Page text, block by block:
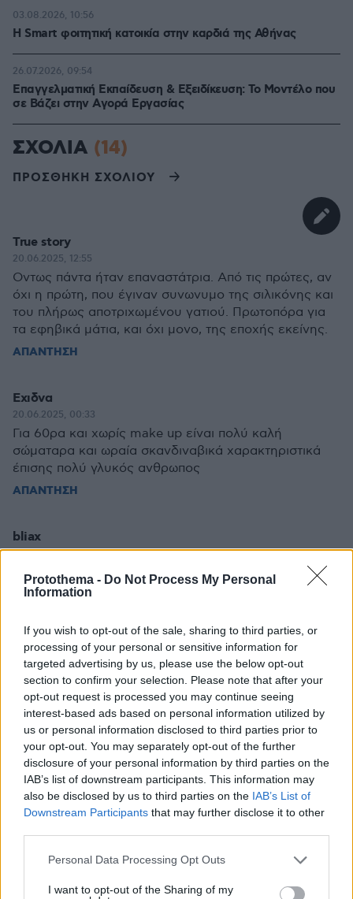
Protothema - Do Not Process My Personal
Information
If you wish to opt-out of the sale, sharing to third parties, or
processing of your personal or sensitive information for
targeted advertising by us, please use the below opt-out
section to confirm your selection. Please note that after your
opt-out request is processed you may continue seeing
interest-based ads based on personal information utilized by
us or personal information disclosed to third parties prior to
your opt-out. You may separately opt-out of the further
disclosure of your personal information by third parties on the
IAB’s list of downstream participants. This information may
also be disclosed by us to third parties on the IAB’s List of
Downstream Participants that may further disclose it to other
Please note that this website/app uses one or more Google
not limited to your visit or usage behaviour. You may click to
Personal Data Processing Opt Outs
I want to opt-out of the Sharing of my
Η Smart φοιτητική κατοικία στην καρδιά της Αθήνας
03.08.2026, 10:56
Επαγγελματική Εκπαίδευση & Εξειδίκευση: Το Mοντέλο που
σε Bάζει στην Aγορά Eργασίας
26.07.2026, 09:54
ΣΧΟΛΙΑ (14)
ΠΡΟΣΘΗΚΗ ΣΧΟΛΙΟΥ
True story
20.06.2025, 12:55
Οντως πάντα ήταν επαναστάτρια. Από τις πρώτες, αν
όχι η πρώτη, που έγιναν συνωνυμο της σιλικόνης και
του πλήρως αποτριχωμένου γατιού. Πρωτοπόρα για
τα εφηβικά μάτια, και όχι μονο, της εποχής εκείνης.
ΑΠΑΝΤΗΣΗ
Εχιδνα
20.06.2025, 00:33
Για 60ρα και χωρίς make up είναι πολύ καλή
σώματαρα και ωραία σκανδιναβικά χαρακτηριστικά
έπισης πολύ γλυκός ανθρωπος
ΑΠΑΝΤΗΣΗ
bliax
19.06.2025, 08:29
Ποτέ δεν ηταν ομόρφη, ενα πλαστικο
παραφουσκωμενο πολυχρωμο μπαλονι ητανε.
Σε πιστευω αδερφη μου
19.06.2025, 10:16
Αν δεν ηταν ομορφη δεν θα χε κανει 100
εξωφυλλα και φωτογραφησεις. Ηταν ποστερ σε
καθε εφηβικο δωματιο τη δεκαετια του 1990.
ΑΠΑΝΤΗΣΗ
Αυτό ακριβώς!
19.06.2025, 09:17
Έβλεπες άλλους ηθοποιούς που έπαιζαν μαζί της
και έλεγες τι δουλειά έχει αυτή η φούσκα. Αν
ήταν όμορφη ή είχε κάποια γοητεία θα φαινόταν
ΑΠΑΝΤΗΣΗ